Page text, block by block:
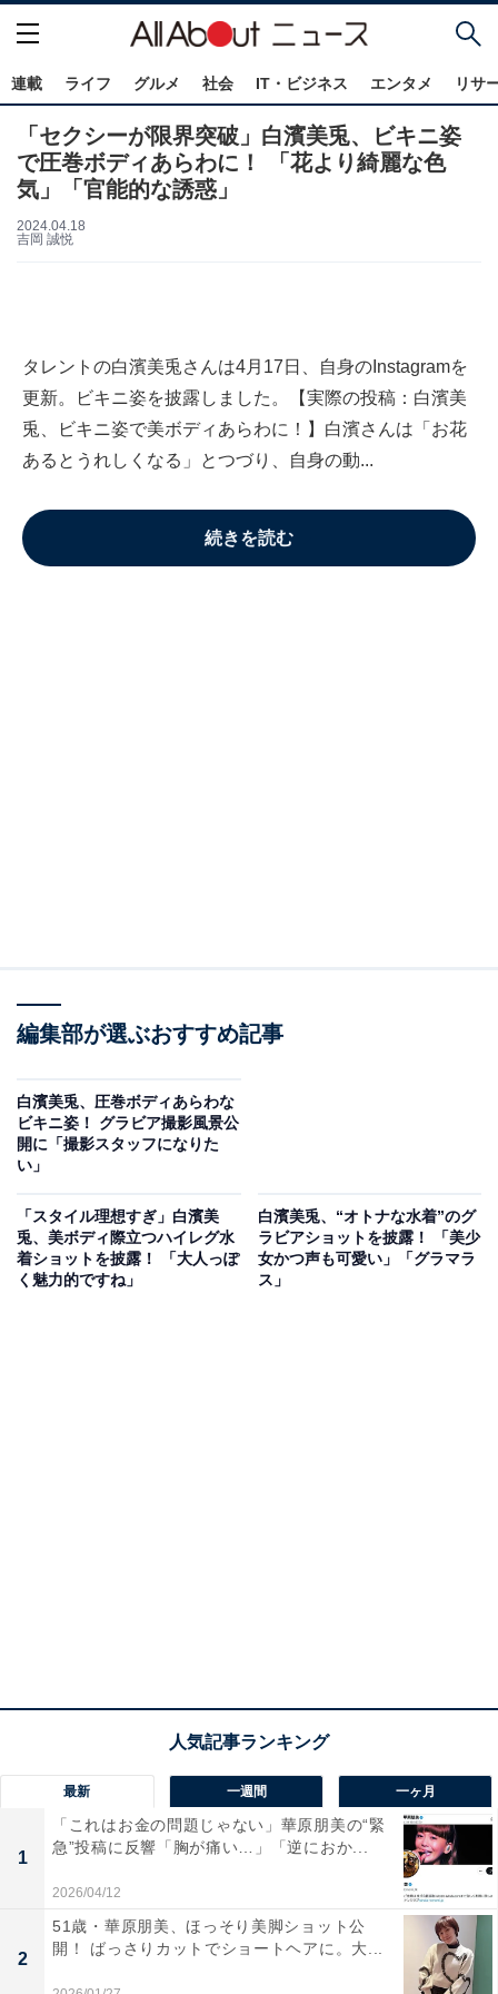
連載 ライフ グルメ 社会 IT・ビジネス エンタメ リサ
「セクシーが限界突破」白濱美兎、ビキニ姿
で圧巻ボディあらわに！ 「花より綺麗な色
気」「官能的な誘惑」
2024.04.18
吉岡 誠悦
タレントの白濱美兎さんは4月17日、自身のInstagramを
更新。ビキニ姿を披露しました。【実際の投稿：白濱美
兎、ビキニ姿で美ボディあらわに！】白濱さんは「お花
あるとうれしくなる」とつづり、自身の動...
続きを読む
編集部が選ぶおすすめ記事
白濱美兎、圧巻ボディあらわな
ビキニ姿！ グラビア撮影風景公
開に「撮影スタッフになりた
い」
「スタイル理想すぎ」白濱美
兎、美ボディ際立つハイレグ水
着ショットを披露！ 「大人っぽ
く魅力的ですね」
白濱美兎、“オトナな水着”のグ
ラビアショットを披露！ 「美少
女かつ声も可愛い」「グラマラ
ス」
最新 一週間 一ヶ月
1
「これはお金の問題じゃない」華原朋美の“緊
急”投稿に反響「胸が痛い…」「逆におか...
2026/04/12
2
51歳・華原朋美、ほっそり美脚ショット公
開！ ばっさりカットでショートヘアに。大...